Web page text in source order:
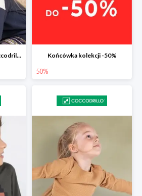
Prezenty na Święta w Coccodrillo drugi produkt -40% Końcówka kolekcji -50%
50%